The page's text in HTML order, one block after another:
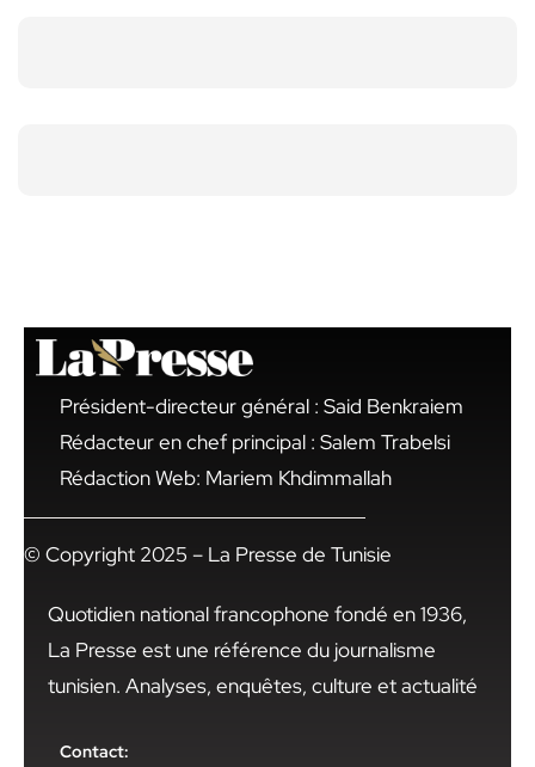
Président-directeur général : Said Benkraiem
Rédacteur en chef principal : Salem Trabelsi
Rédaction Web: Mariem Khdimmallah
© Copyright 2025 – La Presse de Tunisie
Quotidien national francophone fondé en 1936,
La Presse est une référence du journalisme
tunisien. Analyses, enquêtes, culture et actualité
Contact: